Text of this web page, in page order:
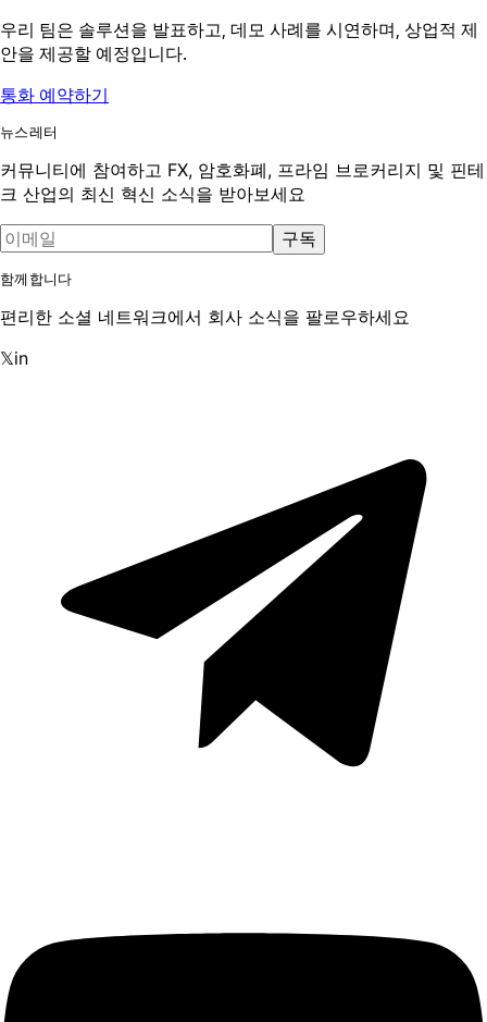
우리 팀은 솔루션을 발표하고, 데모 사례를 시연하며, 상업적 제
안을 제공할 예정입니다.
통화 예약하기
뉴스레터
커뮤니티에 참여하고 FX, 암호화폐, 프라임 브로커리지 및 핀테
크 산업의 최신 혁신 소식을 받아보세요
구독
함께합니다
편리한 소셜 네트워크에서 회사 소식을 팔로우하세요
𝕏in